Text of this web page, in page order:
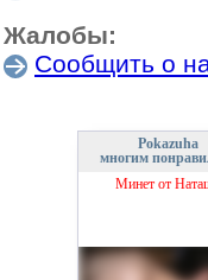
Жалобы:
Сообщить о
Pokazuha
многим
Минет от